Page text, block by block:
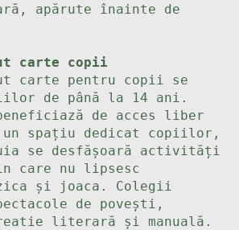
apărute înainte de
carte copii
carte pentru copii se
de până la 14 ani.
de acces liber
spațiu dedicat copiilor,
se desfășoară activități
care nu lipsesc
și joaca. Colegii
de povești,
literară și manuală.